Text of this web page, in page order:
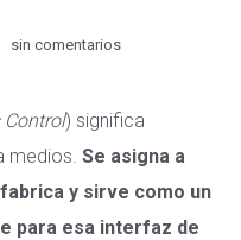
sin comentarios
Control) significa
Se asigna a
y sirve como un
para esa interfaz de